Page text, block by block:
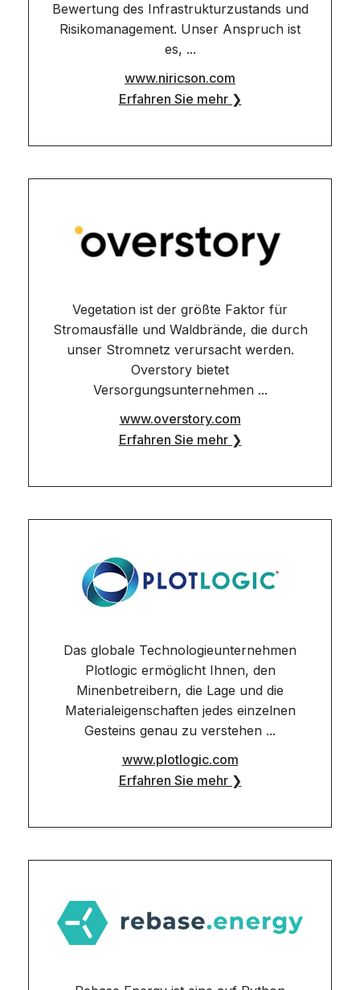
Bewertung des Infrastrukturzustands und
Risikomanagement. Unser Anspruch ist
es, ...
www.niricson.com
Erfahren Sie mehr ❯
Vegetation ist der größte Faktor für
Stromausfälle und Waldbrände, die durch
unser Stromnetz verursacht werden.
Overstory bietet
Versorgungsunternehmen ...
www.overstory.com
Erfahren Sie mehr ❯
Das globale Technologieunternehmen
Plotlogic ermöglicht Ihnen, den
Minenbetreibern, die Lage und die
Materialeigenschaften jedes einzelnen
Gesteins genau zu verstehen ...
www.plotlogic.com
Erfahren Sie mehr ❯